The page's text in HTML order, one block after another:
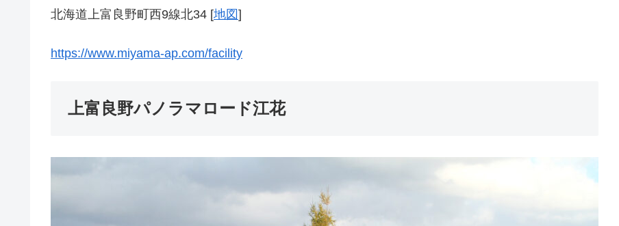
北海道上富良野町西9線北34 [地図]
https://www.miyama-ap.com/facility
上富良野パノラマロード江花